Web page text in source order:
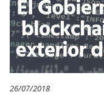
26/07/2018